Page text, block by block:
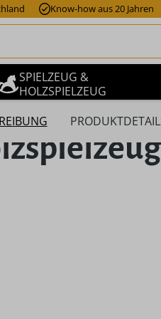
Know-how aus 20 Jahren
SPIELZEUG &
HOLZSPIELZEUG